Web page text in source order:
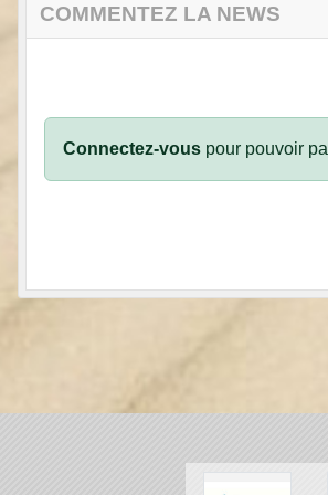
COMMENTEZ LA NEWS
Connectez-vous pour pouvoir